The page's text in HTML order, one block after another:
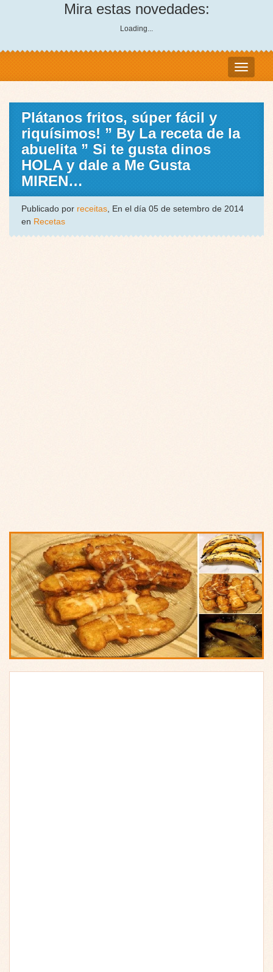
Mira estas novedades:
Loading...
Plátanos fritos, súper fácil y
riquísimos! ” By La receta de la
abuelita ” Si te gusta dinos
HOLA y dale a Me Gusta
MIREN…
Publicado por receitas, En el día 05 de setembro de 2014
en Recetas